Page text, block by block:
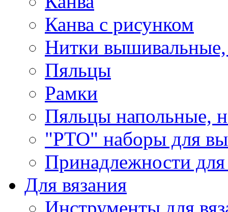
Канва с рисунком
Нитки
Пяльцы
Рамки
Пяльцы напольные,
"РТО" наборы для
Принадлежности
Для вязания
Инструменты для